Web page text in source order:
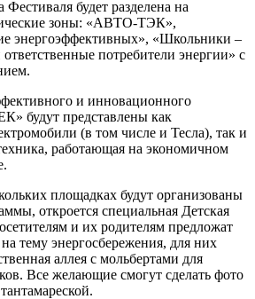
будет разделена на
зоны: «АВТО-ТЭК»,
энергоэффективных», «Школьники –
потребители энергии» с
и инновационного
будут представлены как
(в том числе и Тесла), так и
работающая на экономичном
площадках будут организованы
откроется специальная Детская
и их родителям предложат
тему энергосбережения, для них
аллея с мольбертами для
Все желающие смогут сделать фото